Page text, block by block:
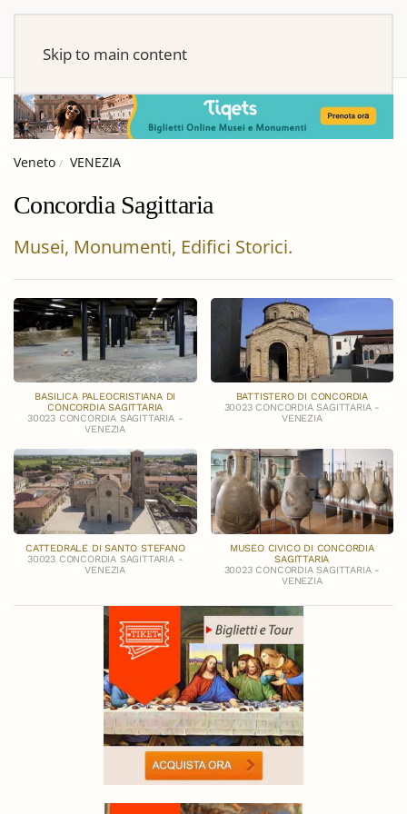
Skip to main content
Veneto VENEZIA
Concordia Sagittaria
Musei, Monumenti, Edifici Storici.
BASILICA PALEOCRISTIANA DI
CONCORDIA SAGITTARIA
30023 CONCORDIA SAGITTARIA -
VENEZIA
BATTISTERO DI CONCORDIA
30023 CONCORDIA SAGITTARIA -
VENEZIA
CATTEDRALE DI SANTO STEFANO
30023 CONCORDIA SAGITTARIA -
VENEZIA
MUSEO CIVICO DI CONCORDIA
SAGITTARIA
30023 CONCORDIA SAGITTARIA -
VENEZIA